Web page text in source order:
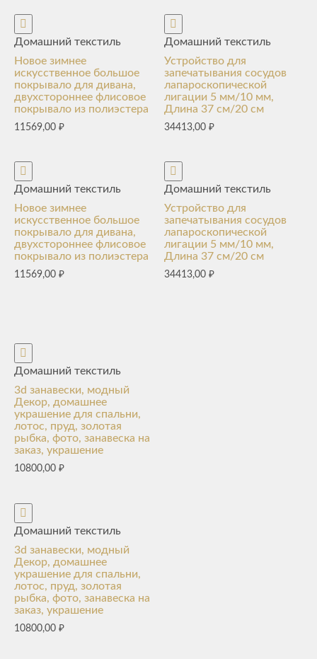
Домашний текстиль
Новое зимнее
искусственное большое
покрывало для дивана,
двухстороннее флисовое
покрывало из полиэстера
11569,00 ₽
Домашний текстиль
Новое зимнее
искусственное большое
покрывало для дивана,
двухстороннее флисовое
покрывало из полиэстера
11569,00 ₽
Домашний текстиль
Устройство для
запечатывания сосудов
лапароскопической
лигации 5 мм/10 мм,
Длина 37 см/20 см
34413,00₽
Домашний текстиль
Устройство для
запечатывания сосудов
лапароскопической
лигации 5 мм/10 мм,
Длина 37 см/20 см
34413,00₽
Домашний текстиль
3d занавески, модный
Декор, домашнее
украшение для спальни,
лотос, пруд, золотая
рыбка, фото, занавеска на
заказ, украшение
10800,00 ₽
Домашний текстиль
3d занавески, модный
Декор, домашнее
украшение для спальни,
лотос, пруд, золотая
рыбка, фото, занавеска на
заказ, украшение
10800,00 ₽